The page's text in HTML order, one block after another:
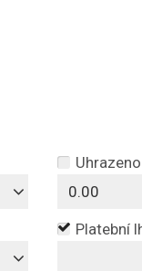
Uhrazeno
Platební